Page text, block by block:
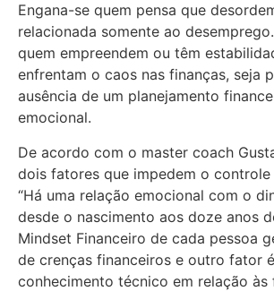
Engana-se quem pensa que
relacionada somente ao
quem empreendem ou têm
enfrentam o caos nas finanças, seja
ausência de um planejamento
emocional.
De acordo com o master coach
dois fatores que impedem o controle
“Há uma relação emocional com o
desde o nascimento aos doze anos
Mindset Financeiro de cada pessoa
de crenças financeiros e outro fator
conhecimento técnico em relação às